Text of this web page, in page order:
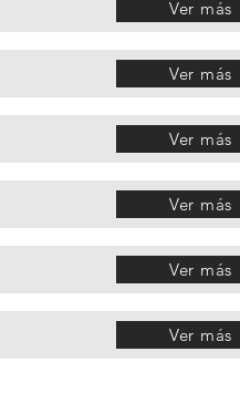
Ver más
Ver más
Ver más
Ver más
Ver más
Ver más